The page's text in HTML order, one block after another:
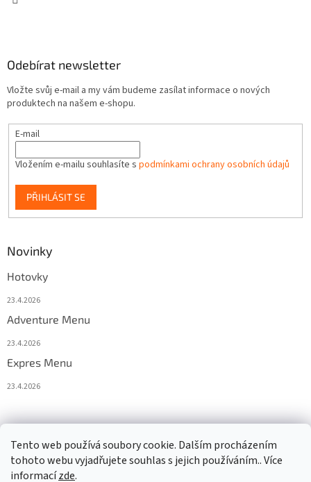
Tento web používá soubory cookie. Dalším procházením
tohoto webu vyjadřujete souhlas s jejich používáním.. Více
informacízde.
Odebírat newsletter
Vložte svůj e-mail a my vám budeme zasílat informace o nových
produktech na našem e-shopu.
E-mail
Vložením e-mailu souhlasíte s podmínkami ochrany osobních údajů
PŘIHLÁSIT SE
Novinky
Hotovky
23.4.2026
Adventure Menu
23.4.2026
Expres Menu
23.4.2026